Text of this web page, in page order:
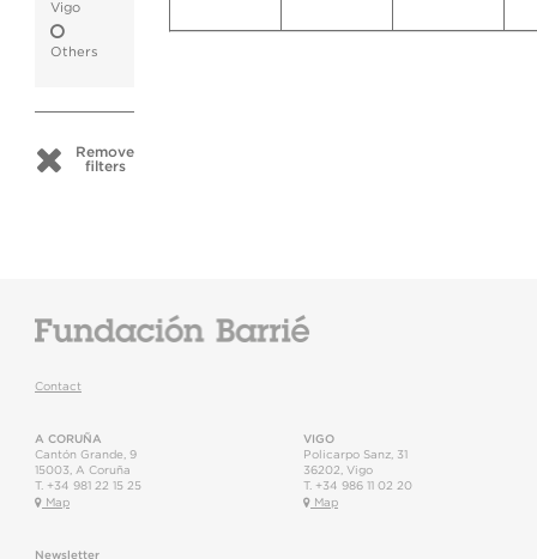
Vigo
Others
Remove
filters
Contact
A CORUÑA
Cantón Grande, 9
15003
A Coruña
T. +34 981 22 15 25
Map
VIGO
Policarpo Sanz, 31
36202 Vigo
T. +34 986 11 02 20
Map
Newsletter